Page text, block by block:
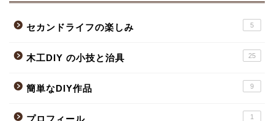
セカンドライフの楽しみ 5
木工DIY の小技と治具 25
簡単なDIY作品 9
1